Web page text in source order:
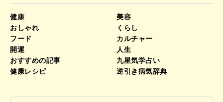
健康
美容
おしゃれ
くらし
フード
カルチャー
開運
人生
おすすめの記事
九星気学占い
健康レシピ
逆引き病気辞典